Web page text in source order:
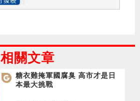
相關文章
糖衣難掩軍國腐臭 高市才是日
本最大挑戰